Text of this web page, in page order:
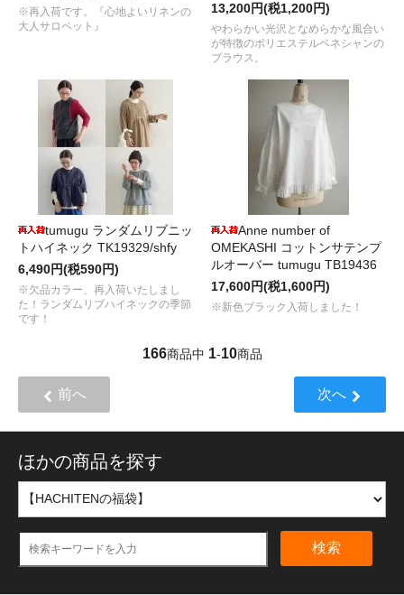
※再入荷です。『心地よいリネンの
大人サロペット』
13,200円(税1,200円)
やわらかい光沢となめらかな風合い
が特徴のポリエステルベネシャンの
ブラウス。
tumugu ランダムリブニッ
トハイネック TK19329/shfy
6,490円(税590円)
※欠品カラー、再入荷いたしまし
た！ランダムリブハイネックの季節
です！
Anne number of
OMEKASHI コットンサテンプ
ルオーバー tumugu TB19436
17,600円(税1,600円)
※新色ブラック入荷しました！
166商品中 1-10商品
前へ 次へ
ほかの商品を探す
検索